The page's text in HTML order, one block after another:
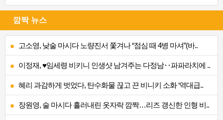
깜짝 뉴스
고소영, 낮술 마시다 노량진서 쫓겨나 “점심 때 4병 마셔”(바..
이정재, ♥임세령 비키니 인생샷 남겨주는 다정남‥파파라치에 ..
혜리 과감하게 벗었다, 탄수화물 끊고 끈 비니키 소화 ‘역대급..
장원영, 술 마시다 흘러내린 옷자락 깜짝…리즈 갱신한 인형 비..